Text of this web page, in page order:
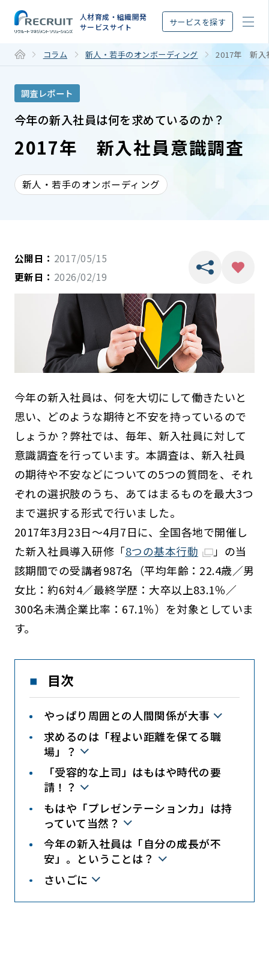
人材育成・組織開発
サービスサイト
サービスを探す
コラム 新人・若手のオンボーディング 2017年 新入
調査レポート
今年の新入社員は何を求めているのか？
2017年 新入社員意識調査
新人・若手のオンボーディング
公開日： 2017/05/15
更新日： 2026/02/19
今年の新入社員は、何を大切にして働きたいと
思い、どのような期待と不安を持っているので
しょうか？弊社では、毎年、新入社員に対して
意識調査を行っています。本調査は、新入社員
の期待や不安などについての5つの質問を、それ
ぞれの選択肢のうち、あてはまるものを最大3つ
まで選択する形式で行いました。
2017年3月23日～4月7日に、全国各地で開催し
た新入社員導入研修「8つの基本行動
」の当
該期間での受講者987名（平均年齢：22.4歳／男
女比：約6対4／最終学歴：大卒以上83.1％／
300名未満企業比率：67.1％）を対象としていま
す。
目次
やっぱり周囲との人間関係が大事
求めるのは「程よい距離を保てる職
場」？
「受容的な上司」はもはや時代の要
請！？
もはや「プレゼンテーション力」は持
っていて当然？
今年の新入社員は「自分の成長が不
安」。ということは？
さいごに